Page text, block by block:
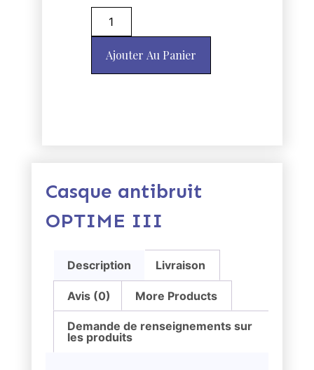
Ajouter Au Panier
Casque antibruit
OPTIME III
Description Livraison
Avis (0) More Products
Demande de renseignements sur
les produits